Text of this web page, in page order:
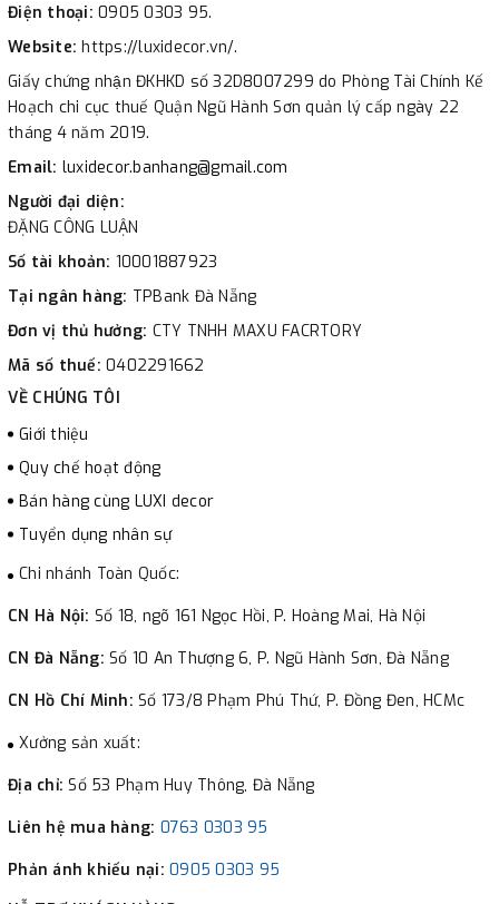
Điện thoại: 0905 0303 95.
Website: https://luxidecor.vn/.
Giấy chứng nhận ĐKHKD số 32D8007299 do Phòng Tài Chính Kế
Hoạch chi cục thuế Quận Ngũ Hành Sơn quản lý cấp ngày 22
tháng 4 năm 2019.
Email: luxidecor.banhang@gmail.com
Người đại diện:
ĐẶNG CÔNG LUẬN
Số tài khoản: 10001887923
Tại ngân hàng: TPBank Đà Nẵng
Đơn vị thủ hưởng: CTY TNHH MAXU FACRTORY
Mã số thuế: 0402291662
VỀ CHÚNG TÔI
Giới thiệu
Quy chế hoạt động
Bán hàng cùng LUXI decor
Tuyển dụng nhân sự
Chi nhánh Toàn Quốc:
CN Hà Nội: Số 18, ngõ 161 Ngọc Hồi, P. Hoàng Mai, Hà Nội
CN Đà Nẵng: Số 10 An Thượng 6, P. Ngũ Hành Sơn, Đà Nẵng
CN Hồ Chí Minh: Số 173/8 Phạm Phú Thứ, P. Đồng Đen, HCMc
Xưởng sản xuất:
Địa chỉ:Số 53 Phạm Huy Thông, Đà Nẵng
Liên hệ mua hàng: 0763 0303 95
Phản ánh khiếu nại: 0905 0303 95